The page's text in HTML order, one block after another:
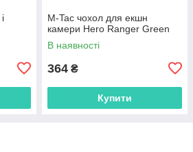
100
M-Tac чохол для екшн
камери Hero Ranger Green
В наявності
364 ₴
Купити